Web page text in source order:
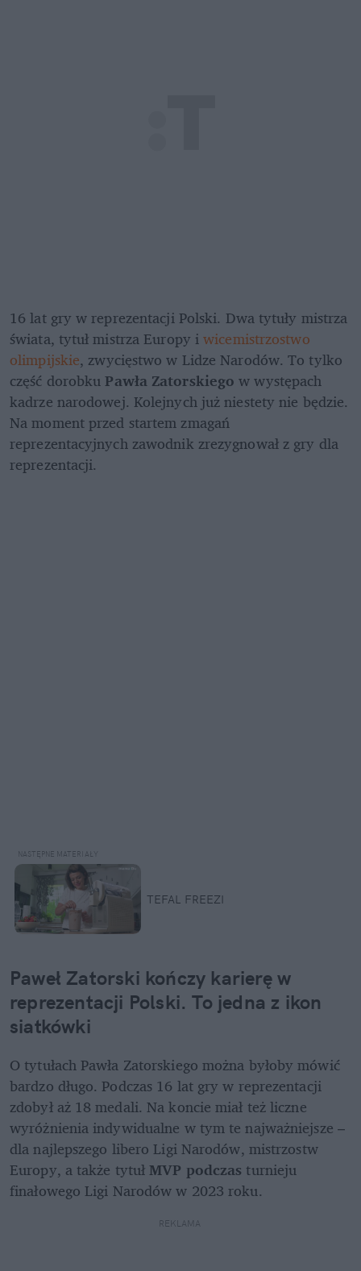
16 lat gry w reprezentacji Polski. Dwa tytuły mistrza
świata, tytuł mistrza Europy i wicemistrzostwo
olimpijskie, zwycięstwo w Lidze Narodów. To tylko
część dorobku Pawła Zatorskiego w występach
kadrze narodowej. Kolejnych już niestety nie będzie.
Na moment przed startem zmagań
reprezentacyjnych zawodnik zrezygnował z gry dla
reprezentacji.
TEFAL FREEZI
Paweł Zatorski kończy karierę w
reprezentacji Polski. To jedna z ikon
siatkówki
O tytułach Pawła Zatorskiego można byłoby mówić
bardzo długo. Podczas 16 lat gry w reprezentacji
zdobył aż 18 medali. Na koncie miał też liczne
wyróżnienia indywidualne w tym te najważniejsze –
dla najlepszego libero Ligi Narodów, mistrzostw
Europy, a także tytuł MVP podczas turnieju
finałowego Ligi Narodów w 2023 roku.
REKLAMA